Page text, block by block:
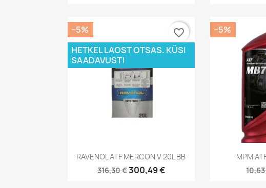
Kiirvaade
RAVENOL ATF MERCON V 20L BB
316,30 €300,49 €
−5%
HETKEL LAOST OTSAS. KÜSI
SAADAVUST!
favorite_border

MPM
−5%